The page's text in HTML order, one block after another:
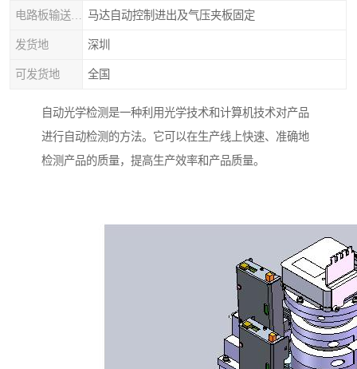
马达自动控制进出及气压夹板固定
发货地 深圳
可发货地 全国
自动光学检测是一种利用光学技术和计算机技术对产品
进行自动检测的方法。它可以在生产线上快速、准确地
检测产品的质量，提高生产效率和产品质量。